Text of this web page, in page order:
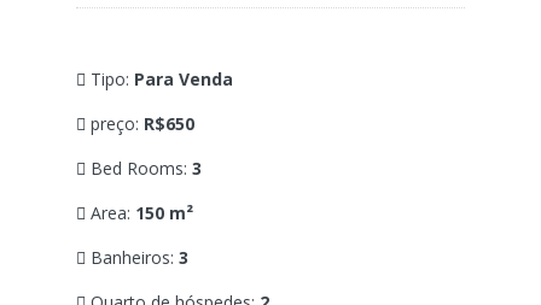
Tipo: Para Venda
preço: R$650
Bed Rooms: 3
Area: 150 m²
Banheiros: 3